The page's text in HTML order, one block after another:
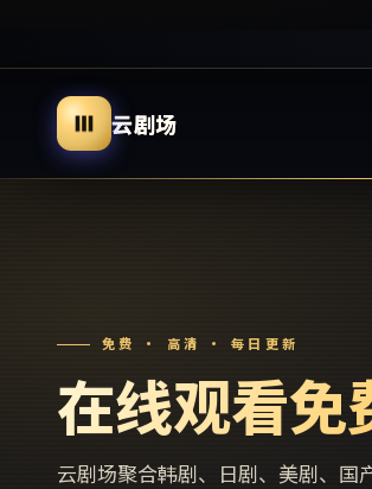
云剧场
免费 · 高清 · 每日更新
在线观看免
云剧场聚合韩剧、日剧、美剧、国